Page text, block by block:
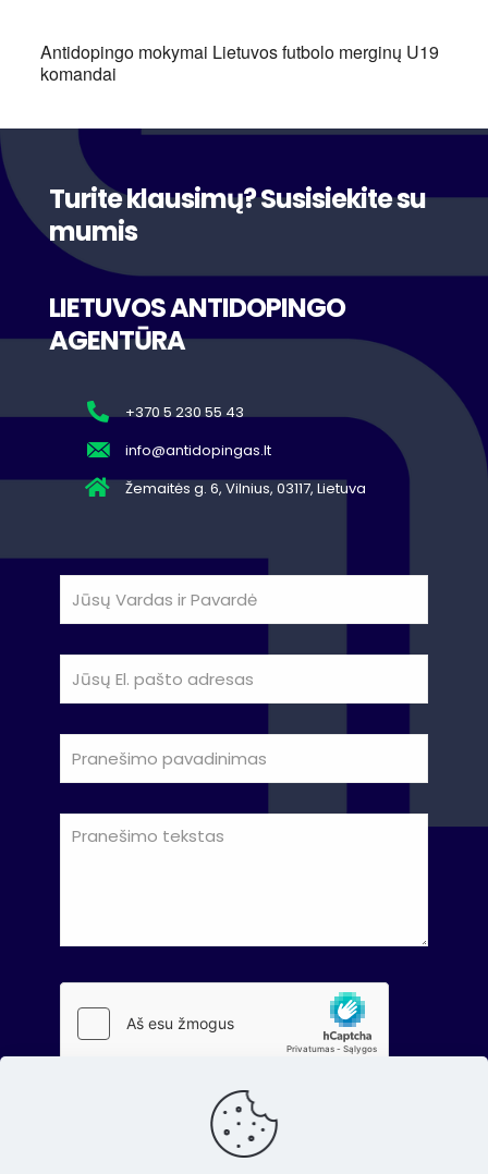
Antidopingo mokymai Lietuvos futbolo merginų U19
komandai
Turite klausimų? Susisiekite su
mumis
LIETUVOS ANTIDOPINGO
AGENTŪRA
+370 5 230 55 43
info@antidopingas.lt
Žemaitės g. 6, Vilnius, 03117, Lietuva